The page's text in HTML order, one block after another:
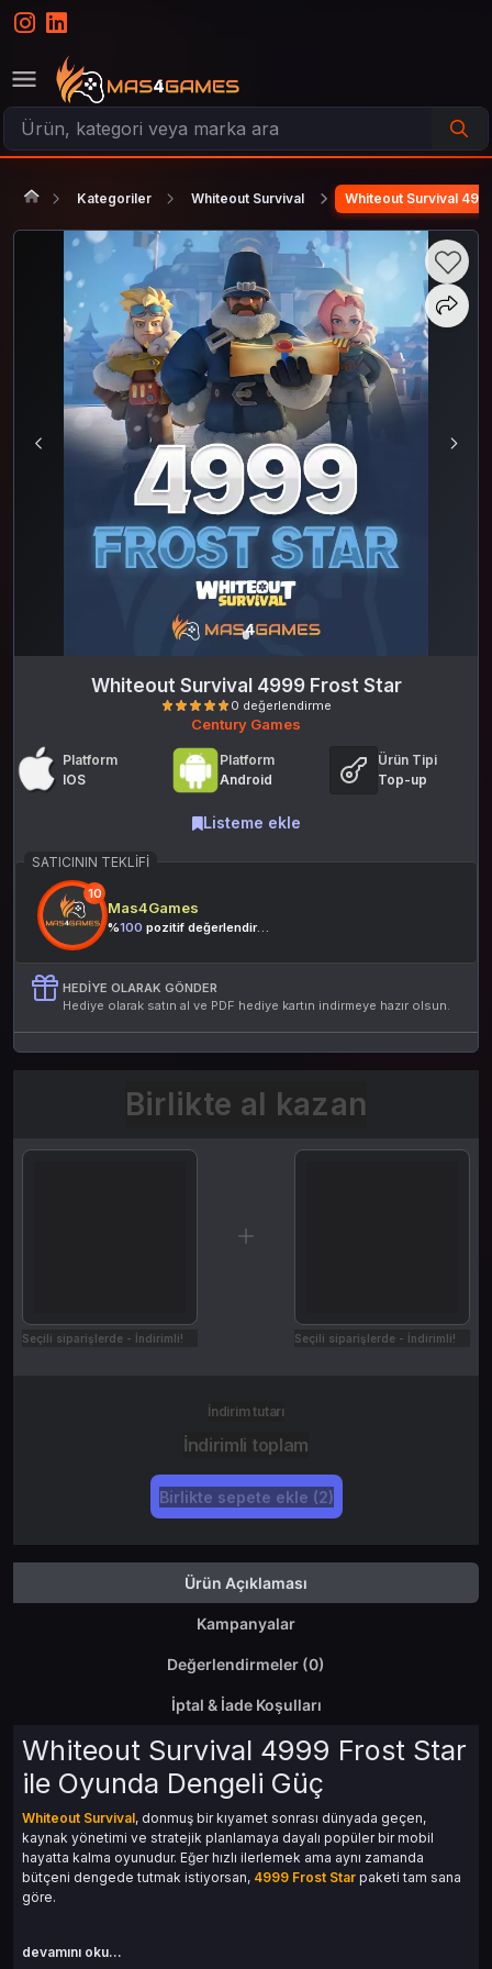
Kategoriler Whiteout Survival Whiteout Survival
Whiteout Survival 4999 Frost Star
Century Games
Platform
IOS
Platform
Android
Ürün Tipi
Top-up
Listeme ekle
SATICININ TEKLIFI
10
Mas4Games
%100 pozitif değerlendirme
HEDIYE OLARAK GÖNDER
Hediye olarak satın al ve PDF hediye kartın indirmeye hazır olsun.
Birlikte al kazan
Seçili siparişlerde - İndirimli! Seçili siparişlerde - İndirimli!
İndirim tutarı
İndirimli toplam
Birlikte sepete ekle (2)
Ürün Açıklaması
Kampanyalar
Değerlendirmeler (0)
İptal & İade Koşulları
Whiteout Survival 4999 Frost Star
ile Oyunda Dengeli Güç
Whiteout Survival, donmuş bir kıyamet sonrası dünyada geçen,
kaynak yönetimi ve stratejik planlamaya dayalı popüler bir mobil
hayatta kalma oyunudur. Eğer hızlı ilerlemek ama aynı zamanda
bütçeni dengede tutmak istiyorsan, 4999 Frost Star paketi tam sana
göre.
devamını oku...